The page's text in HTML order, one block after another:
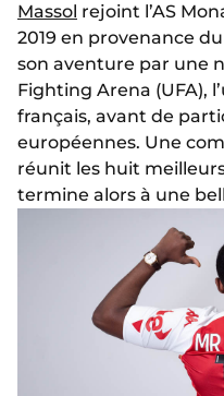
Massol rejoint l’AS
2019 en provenance
son aventure par une
Fighting Arena (UFA),
français, avant de
européennes. Une
réunit les huit
termine alors à une